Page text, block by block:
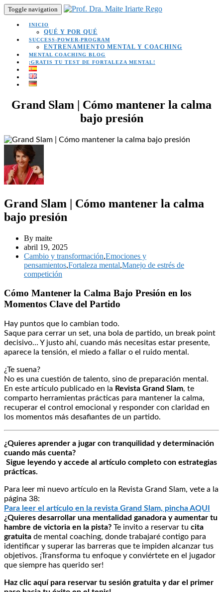
Toggle navigation
INICIO
QUÉ Y POR QUÉ
SUCCESS-POWER-PROGRAM
ENTRENAMIENTO MENTAL Y COACHING
MENTAL COACHING BLOG
¡GRATIS TU TEST DE FORTALEZA MENTAL!
Grand Slam | Cómo mantener la calma
bajo presión
Grand Slam | Cómo mantener la calma
bajo presión
By maite
abril 19, 2025
Cambio y transformación,Emociones y
pensamientos,Fortaleza mental,Manejo de estrés de
competición
Cómo Mantener la Calma Bajo Presión en los
Momentos Clave del Partido
Hay puntos que lo cambian todo.
Saque para cerrar un set, una bola de partido, un break point
decisivo… Y justo ahí, cuando más necesitas estar presente,
aparece la tensión, el miedo a fallar o el ruido mental.
¿Te suena?
No es una cuestión de talento, sino de preparación mental.
En este artículo publicado en la Revista Grand Slam, te
comparto herramientas prácticas para mantener la calma,
recuperar el control emocional y responder con claridad en
los momentos más desafiantes de un partido.
¿Quieres aprender a jugar con tranquilidad y determinación
cuando más cuenta?
Sigue leyendo y accede al artículo completo con estrategias
prácticas.
Para leer mi nuevo artículo en la Revista Grand Slam, vete a la
página 38:
Para leer el artículo en la revista Grand Slam, pincha AQUI
¿Quieres desarrollar una mentalidad ganadora y aumentar tu
hambre de victoria en la pista? Te invito a reservar tu cita
gratuita de mental coaching, donde trabajaré contigo para
identificar y superar las barreras que te impiden alcanzar tus
objetivos. ¡Transforma tu enfoque y conviértete en el jugador
que siempre has querido ser!
Haz clic aquí para reservar tu sesión gratuita y dar el primer